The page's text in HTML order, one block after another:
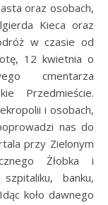
oraz osobach,
Kieca oraz
w czasie od
12 kwietnia o
cmentarza
Przedmieście.
i osobach,
nas do
przy Zielonym
Żłobka i
banku,
koło dawnego